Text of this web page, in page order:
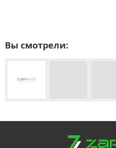
Вы смотрели: